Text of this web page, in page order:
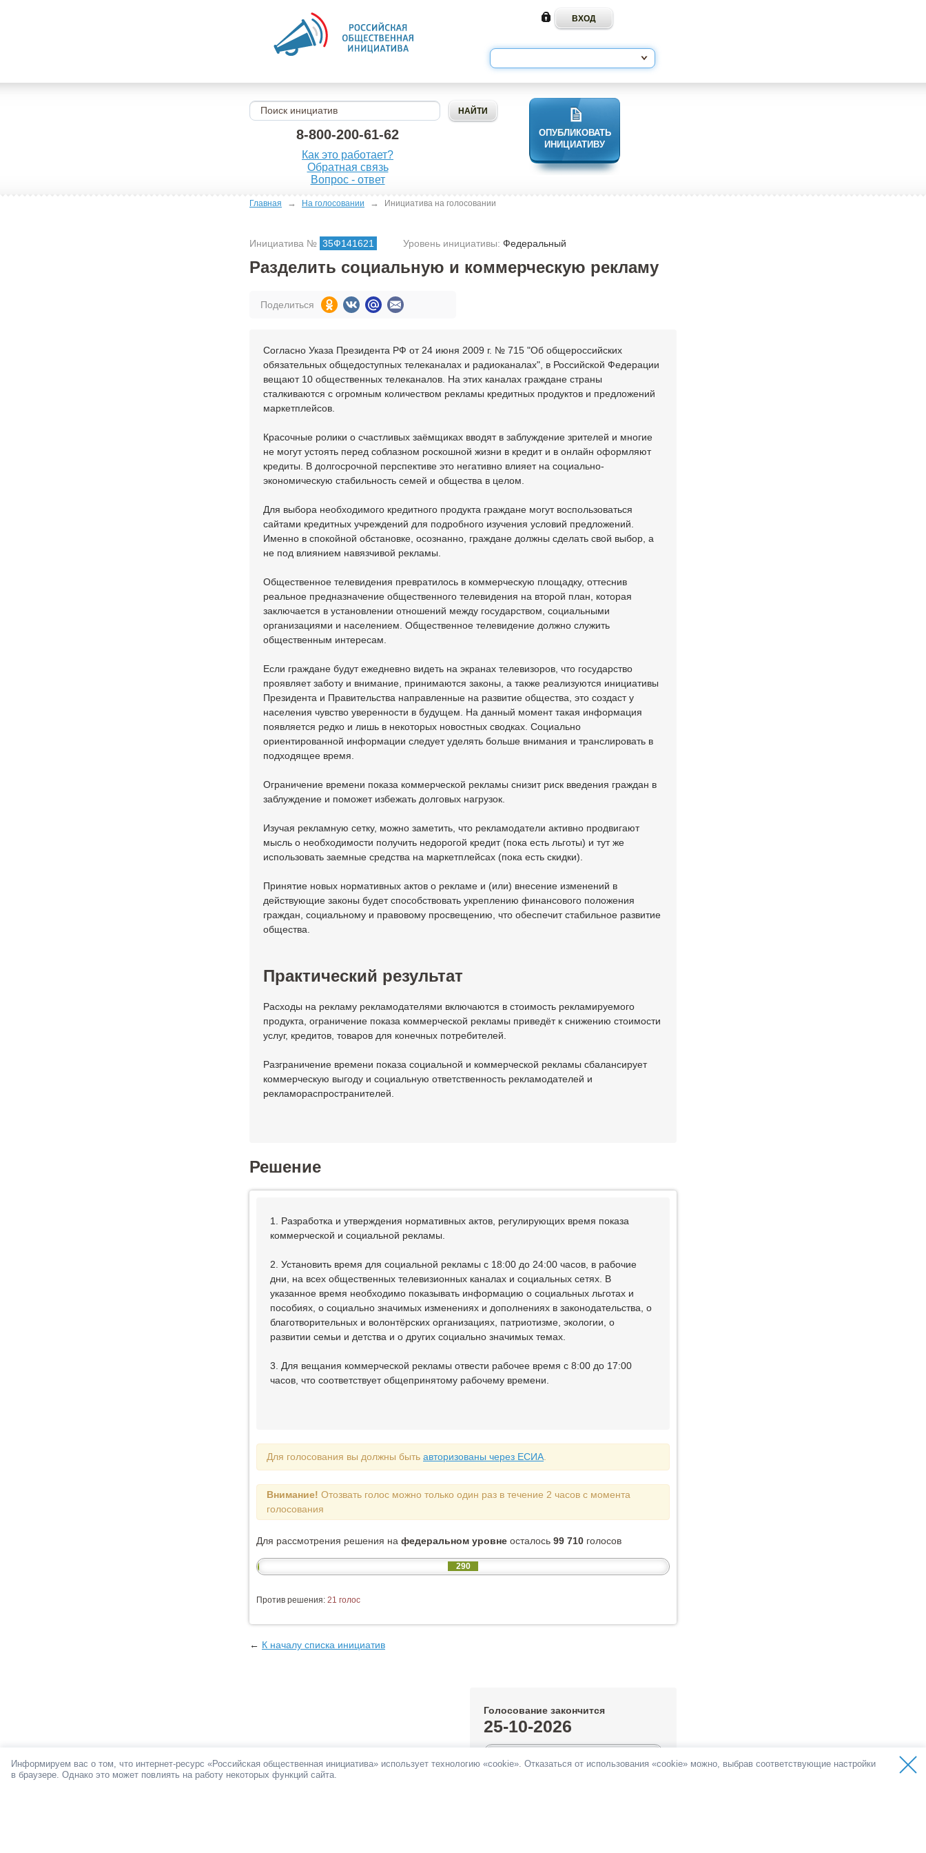
8-800-200-61-62
Как это работает?
Обратная связь
Вопрос - ответ
ОПУБЛИКОВАТЬ
ИНИЦИАТИВУ
Главная → На голосовании → Инициатива на голосовании
Инициатива № 35Ф141621 Уровень инициативы: Федеральный
Разделить социальную и коммерческую рекламу
Поделиться
Согласно Указа Президента РФ от 24 июня 2009 г. № 715 "Об общероссийских
обязательных общедоступных телеканалах и радиоканалах", в Российской Федерации
вещают 10 общественных телеканалов. На этих каналах граждане страны
сталкиваются с огромным количеством рекламы кредитных продуктов и предложений
маркетплейсов.
Красочные ролики о счастливых заёмщиках вводят в заблуждение зрителей и многие
не могут устоять перед соблазном роскошной жизни в кредит и в онлайн оформляют
кредиты. В долгосрочной перспективе это негативно влияет на социально-
экономическую стабильность семей и общества в целом.
Для выбора необходимого кредитного продукта граждане могут воспользоваться
сайтами кредитных учреждений для подробного изучения условий предложений.
Именно в спокойной обстановке, осознанно, граждане должны сделать свой выбор, а
не под влиянием навязчивой рекламы.
Общественное телевидения превратилось в коммерческую площадку, оттеснив
реальное предназначение общественного телевидения на второй план, которая
заключается в установлении отношений между государством, социальными
организациями и населением. Общественное телевидение должно служить
общественным интересам.
Если граждане будут ежедневно видеть на экранах телевизоров, что государство
проявляет заботу и внимание, принимаются законы, а также реализуются инициативы
Президента и Правительства направленные на развитие общества, это создаст у
населения чувство уверенности в будущем. На данный момент такая информация
появляется редко и лишь в некоторых новостных сводках. Социально
ориентированной информации следует уделять больше внимания и транслировать в
подходящее время.
Ограничение времени показа коммерческой рекламы снизит риск введения граждан в
заблуждение и поможет избежать долговых нагрузок.
Изучая рекламную сетку, можно заметить, что рекламодатели активно продвигают
мысль о необходимости получить недорогой кредит (пока есть льготы) и тут же
использовать заемные средства на маркетплейсах (пока есть скидки).
Принятие новых нормативных актов о рекламе и (или) внесение изменений в
действующие законы будет способствовать укреплению финансового положения
граждан, социальному и правовому просвещению, что обеспечит стабильное развитие
общества.
Практический результат
Расходы на рекламу рекламодателями включаются в стоимость рекламируемого
продукта, ограничение показа коммерческой рекламы приведёт к снижению стоимости
услуг, кредитов, товаров для конечных потребителей.
Разграничение времени показа социальной и коммерческой рекламы сбалансирует
коммерческую выгоду и социальную ответственность рекламодателей и
рекламораспространителей.
Решение
1. Разработка и утверждения нормативных актов, регулирующих время показа
коммерческой и социальной рекламы.
2. Установить время для социальной рекламы с 18:00 до 24:00 часов, в рабочие
дни, на всех общественных телевизионных каналах и социальных сетях. В
указанное время необходимо показывать информацию о социальных льготах и
пособиях, о социально значимых изменениях и дополнениях в законодательства, о
благотворительных и волонтёрских организациях, патриотизме, экологии, о
развитии семьи и детства и о других социально значимых темах.
3. Для вещания коммерческой рекламы отвести рабочее время с 8:00 до 17:00
часов, что соответствует общепринятому рабочему времени.
Для голосования вы должны быть авторизованы через ЕСИА
Внимание! Отозвать голос можно только один раз в течение 2 часов с момента
голосования
Для рассмотрения решения на федеральном уровне осталось 99 710 голосов
290
Против решения: 21 голос
← К началу списка инициатив
Голосование закончится
25-10-2026
Информируем вас о том, что интернет-ресурс «Российская общественная инициатива» использует технологию «cookie». Отказаться от использования «cookie» можно, выбрав соответствующие настройки
в браузере. Однако это может повлиять на работу некоторых функций сайта.